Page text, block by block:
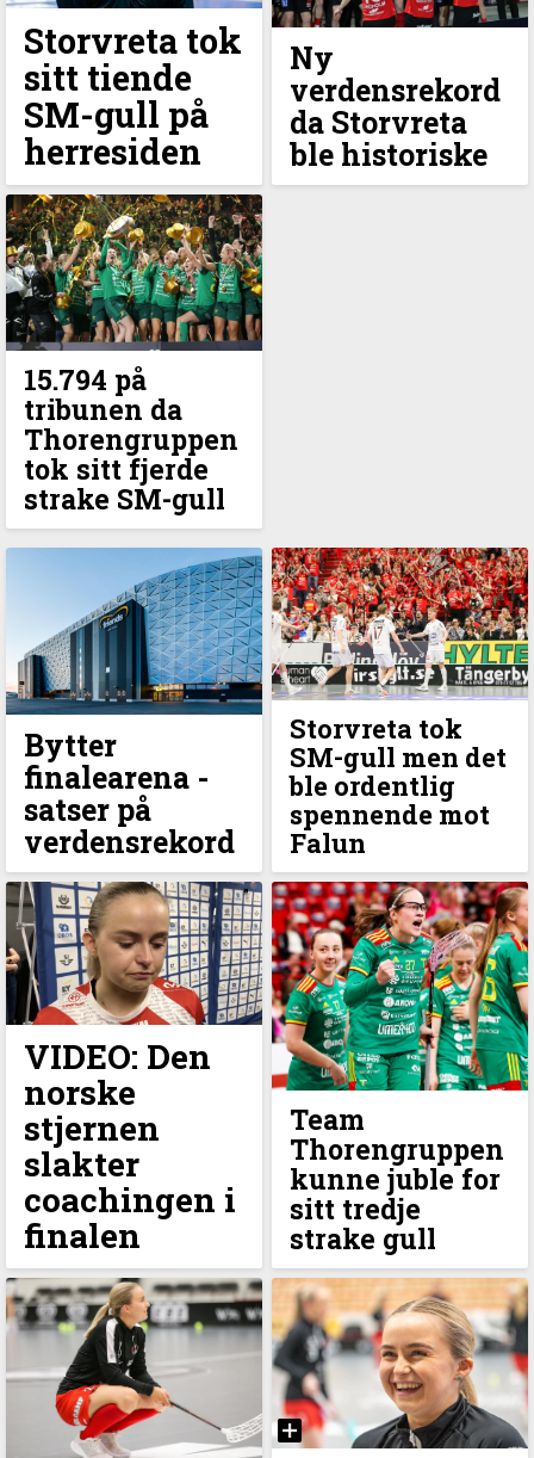
Storvreta tok
sitt tiende
SM-gull på
herresiden
Ny
verdensrekord
da Storvreta
ble historiske
15.794 på
tribunen da
Thorengruppen
tok sitt fjerde
strake SM-gull
Bytter
finalearena -
satser på
verdensrekord
Storvreta tok
SM-gull men det
ble ordentlig
spennende mot
Falun
VIDEO: Den
norske
stjernen
slakter
coachingen i
finalen
Team
Thorengruppen
kunne juble for
sitt tredje
strake gull